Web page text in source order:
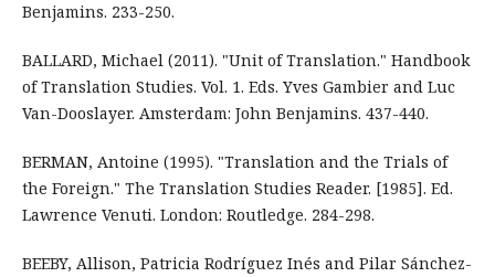
Benjamins. 233-250.
BALLARD, Michael (2011). "Unit of Translation." Handbook
of Translation Studies. Vol. 1. Eds. Yves Gambier and Luc
Van-Dooslayer. Amsterdam: John Benjamins. 437-440.
BERMAN, Antoine (1995). "Translation and the Trials of
the Foreign." The Translation Studies Reader. [1985]. Ed.
Lawrence Venuti. London: Routledge. 284-298.
BEEBY, Allison, Patricia Rodríguez Inés and Pilar Sánchez-